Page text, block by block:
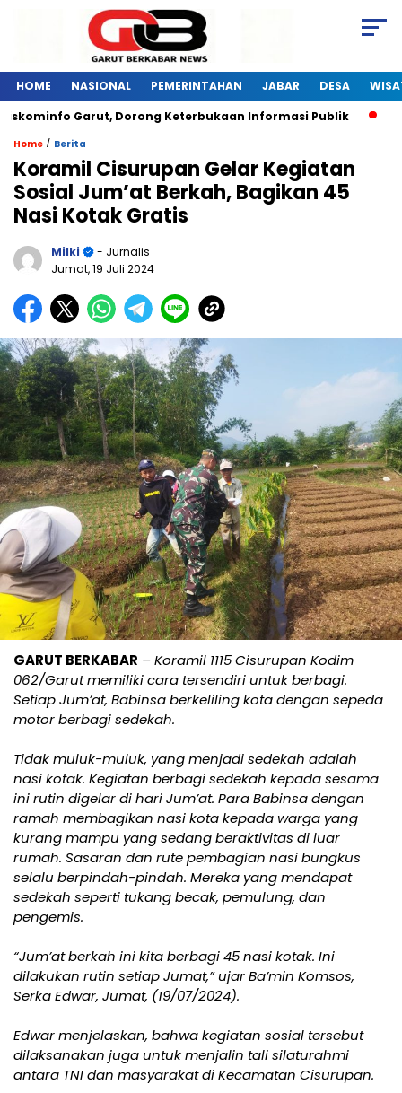
HOME NASIONAL PEMERINTAHAN JABAR DESA
Garut, Dorong Keterbukaan Informasi Publik
Home / Berita
Koramil Cisurupan Gelar Kegiatan
Sosial Jum’at Berkah, Bagikan 45
Nasi Kotak Gratis
Milki
- Jurnalis
Jumat, 19 Juli 2024
GARUT BERKABAR – Koramil 1115 Cisurupan Kodim
062/Garut memiliki cara tersendiri untuk berbagi.
Setiap Jum’at, Babinsa berkeliling kota dengan sepeda
motor berbagi sedekah.
Tidak muluk-muluk, yang menjadi sedekah adalah
nasi kotak. Kegiatan berbagi sedekah kepada sesama
ini rutin digelar di hari Jum’at. Para Babinsa dengan
ramah membagikan nasi kota kepada warga yang
kurang mampu yang sedang beraktivitas di luar
rumah. Sasaran dan rute pembagian nasi bungkus
selalu berpindah-pindah. Mereka yang mendapat
sedekah seperti tukang becak, pemulung, dan
pengemis.
“Jum’at berkah ini kita berbagi 45 nasi kotak. Ini
dilakukan rutin setiap Jumat,” ujar Ba’min Komsos,
Serka Edwar, Jumat, (19/07/2024).
Edwar menjelaskan, bahwa kegiatan sosial tersebut
dilaksanakan juga untuk menjalin tali silaturahmi
antara TNI dan masyarakat di Kecamatan Cisurupan.